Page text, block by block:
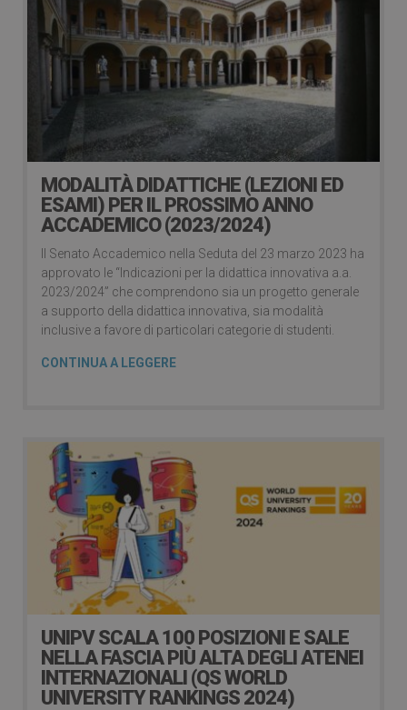
MODALITÀ DIDATTICHE (LEZIONI ED
ESAMI) PER IL PROSSIMO ANNO
ACCADEMICO (2023/2024)
Il Senato Accademico nella Seduta del 23 marzo 2023 ha
approvato le “Indicazioni per la didattica innovativa a.a.
2023/2024” che comprendono sia un progetto generale
a supporto della didattica innovativa, sia modalità
inclusive a favore di particolari categorie di studenti.
CONTINUA A LEGGERE
UNIPV SCALA 100 POSIZIONI E SALE
NELLA FASCIA PIÙ ALTA DEGLI ATENEI
INTERNAZIONALI (QS WORLD
UNIVERSITY RANKINGS 2024)